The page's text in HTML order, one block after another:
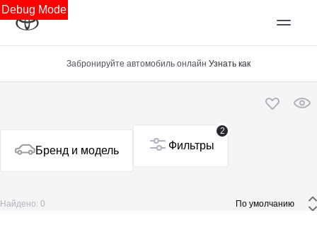
Debug Mode
Забронируйте автомобиль онлайн Узнать как
Бренд и модель
2
Фильтры
Найдено: 0